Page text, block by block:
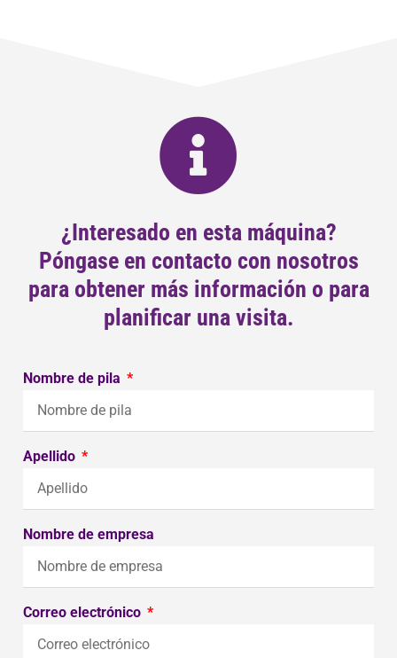
¿Interesado en esta máquina?
Póngase en contacto con nosotros
para obtener más información o para
planificar una visita.
Nombre de pila
Apellido
Nombre de empresa
Correo electrónico